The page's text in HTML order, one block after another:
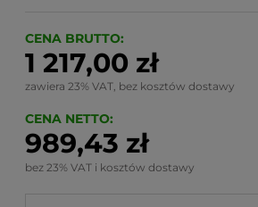
CENA BRUTTO:
1 217,00 zł
zawiera 23% VAT, bez kosztów dostawy
CENA NETTO:
989,43 zł
bez 23% VAT i kosztów dostawy